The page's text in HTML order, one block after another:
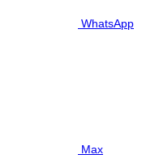
WhatsApp
Max